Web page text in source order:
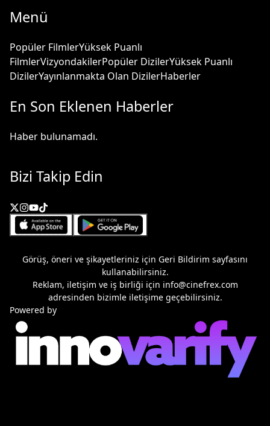
Menü
Popüler FilmlerYüksek Puanlı
FilmlerVizyondakilerPopüler DizilerYüksek Puanlı
DizilerYayınlanmakta Olan DizilerHaberler
En Son Eklenen Haberler
Haber bulunamadı.
Bizi Takip Edin
Görüş, öneri ve şikayetleriniz için Geri Bildirim sayfasını
kullanabilirsiniz.
Reklam, iletişim ve iş birliği için info@cinefrex.com
adresinden bizimle iletişime geçebilirsiniz.
Powered by